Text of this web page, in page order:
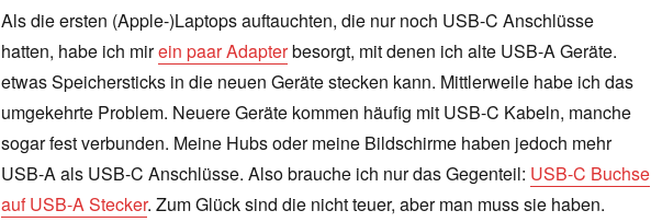
Als die ersten (Apple-)Laptops auftauchten, die nur noch USB-C Anschlüsse
hatten, habe ich mirein paar Adapterbesorgt, mit denen ich alte USB-A Geräte.
etwas Speichersticks in die neuen Geräte stecken kann. Mittlerweile habe ich das
umgekehrte Problem. Neuere Geräte kommen häufig mit USB-C Kabeln, manche
sogar fest verbunden. Meine Hubs oder meine Bildschirme haben jedoch mehr
USB-A als USB-C Anschlüsse. Also brauche ich nur das Gegenteil: USB-C Buchse
auf USB-A Stecker. Zum Glück sind die nicht teuer, aber man muss sie haben.